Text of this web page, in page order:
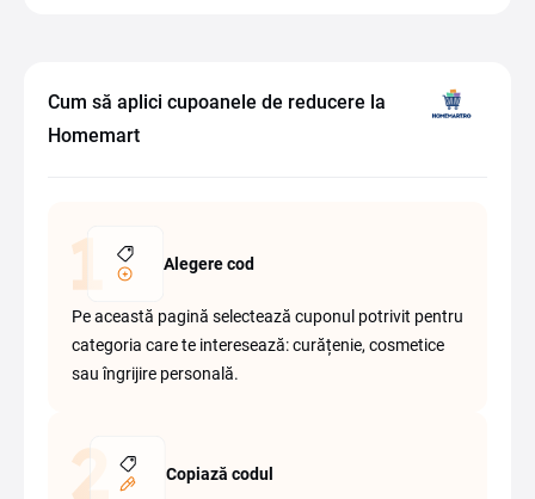
Cum să aplici cupoanele de reducere la
Homemart
Alegere cod
Pe această pagină selectează cuponul potrivit pentru
categoria care te interesează: curățenie, cosmetice
sau îngrijire personală.
Copiază codul